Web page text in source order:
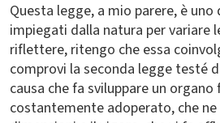
Questa legge, a mio parere, è
impiegati dalla natura per variare
riflettere, ritengo che essa
comprovi la seconda legge testé
causa che fa sviluppare un
costantemente adoperato, che ne